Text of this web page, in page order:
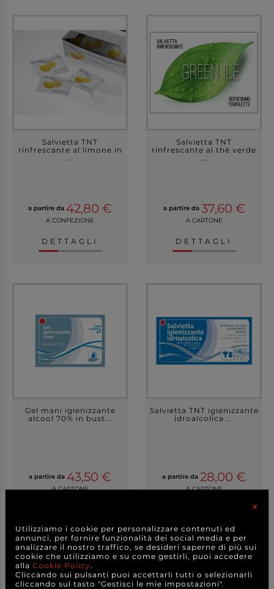
Salvietta TNT
rinfrescante al limone in
...
a partire da 42,80 €
A CONFEZIONE
DETTAGLI
Salvietta TNT
rinfrescante al thè verde
...
a partire da 37,60 €
A CARTONE
DETTAGLI
Gel mani igienizzante
alcool 70% in bust...
a partire da 43,50 €
A CARTONE
Salvietta TNT igienizzante
idroalcolica ...
a partire da 28,00 €
A CARTONE
×
Utilizziamo i cookie per personalizzare contenuti ed
annunci, per fornire funzionalità dei social media e per
analizzare il nostro traffico, se desideri saperne di più sui
cookie che utilizziamo e su come gestirli, puoi accedere
alla Cookie Policy.
Cliccando sui pulsanti puoi accettarli tutti o selezionarli
cliccando sul tasto "Gestisci le mie impostazioni".